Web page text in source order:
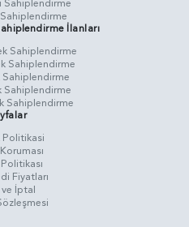
Sahiplendirme
İlanları
Sahiplendirme
Sahiplendirme
Sahiplendirme
Sahiplendirme
Politikasi
Fiyatları
İptal